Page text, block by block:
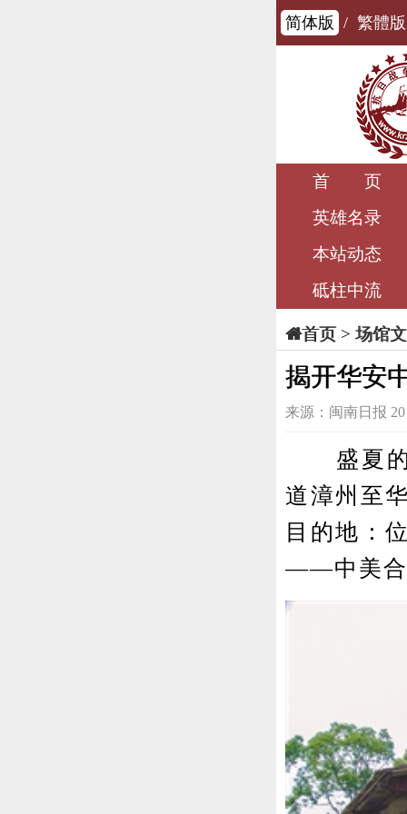
简体版 / 繁體版
首 页
英雄名录
本站动态
砥柱中流
首页> 场馆
揭开华安
来源：闽南日报
盛夏的
道漳州至
目的地：
——中美合